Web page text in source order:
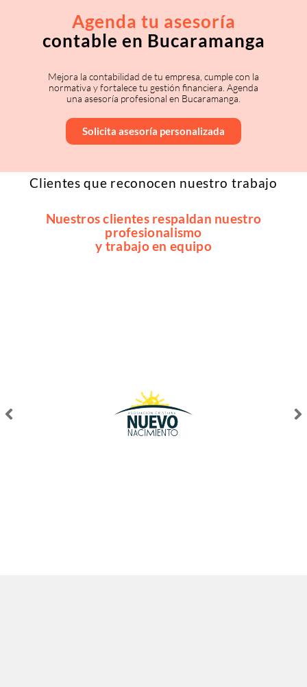
Agenda tu asesoría
contable en Bucaramanga
Mejora la contabilidad de tu empresa, cumple con la
normativa y fortalece tu gestión financiera. Agenda
una asesoría profesional en Bucaramanga.
Solicita asesoría personalizada
Clientes que reconocen nuestro trabajo
Nuestros clientes respaldan nuestro
profesionalismo
y trabajo en equipo